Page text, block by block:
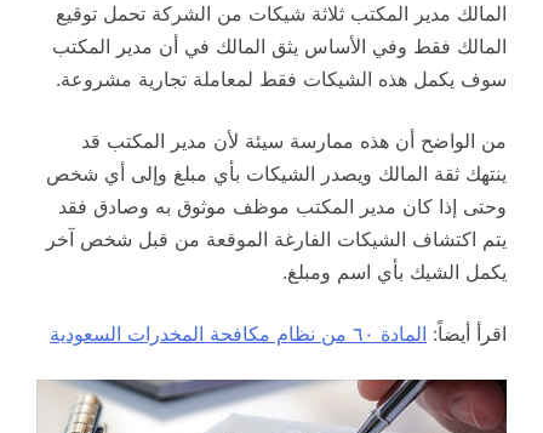
المالك مدير المكتب ثلاثة شيكات من الشركة تحمل توقيع
المالك فقط وفي الأساس يثق المالك في أن مدير المكتب
سوف يكمل هذه الشيكات فقط لمعاملة تجارية مشروعة.
من الواضح أن هذه ممارسة سيئة لأن مدير المكتب قد
ينتهك ثقة المالك ويصدر الشيكات بأي مبلغ وإلى أي شخص
وحتى إذا كان مدير المكتب موظف موثوق به وصادق فقد
يتم اكتشاف الشيكات الفارغة الموقعة من قبل شخص آخر
يكمل الشيك بأي اسم ومبلغ.
اقرأ أيضاً: المادة ٦٠ من نظام مكافحة المخدرات السعودية